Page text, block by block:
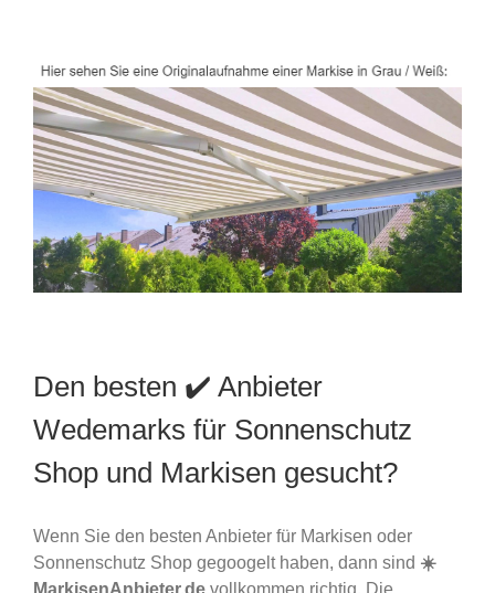
Den besten ✔️ Anbieter
Wedemarks für Sonnenschutz
Shop und Markisen gesucht?
Wenn Sie den besten Anbieter für Markisen oder
Sonnenschutz Shop gegoogelt haben, dann sind ☀️
MarkisenAnbieter.de vollkommen richtig. Die